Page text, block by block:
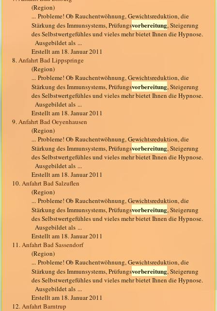
(Region)
... Probleme! Ob Rauchentwöhnung, Gewichtsreduktion, die
Stärkung des Immunsystems, Prüfungsvorbereitung, Steigerung
des Selbstwertgefühles und vieles mehr bietet Ihnen die Hypnose.
Ausgebildet als ...
Erstellt am 18. Januar 2011
8.Anfahrt Bad Lippspringe
(Region)
... Probleme! Ob Rauchentwöhnung, Gewichtsreduktion, die
Stärkung des Immunsystems, Prüfungsvorbereitung, Steigerung
des Selbstwertgefühles und vieles mehr bietet Ihnen die Hypnose.
Ausgebildet als ...
Erstellt am 18. Januar 2011
9.Anfahrt Bad Oeyenhausen
(Region)
... Probleme! Ob Rauchentwöhnung, Gewichtsreduktion, die
Stärkung des Immunsystems, Prüfungsvorbereitung, Steigerung
des Selbstwertgefühles und vieles mehr bietet Ihnen die Hypnose.
Ausgebildet als ...
Erstellt am 18. Januar 2011
10.Anfahrt Bad Salzuflen
(Region)
... Probleme! Ob Rauchentwöhnung, Gewichtsreduktion, die
Stärkung des Immunsystems, Prüfungsvorbereitung, Steigerung
des Selbstwertgefühles und vieles mehr bietet Ihnen die Hypnose.
Ausgebildet als ...
Erstellt am 18. Januar 2011
11.Anfahrt Bad Sassendorf
(Region)
... Probleme! Ob Rauchentwöhnung, Gewichtsreduktion, die
Stärkung des Immunsystems, Prüfungsvorbereitung, Steigerung
des Selbstwertgefühles und vieles mehr bietet Ihnen die Hypnose.
Ausgebildet als ...
Erstellt am 18. Januar 2011
12.Anfahrt Barntrup